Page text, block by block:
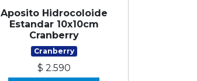
Aposito Hidrocoloide
Estandar 10x10cm
Cranberry
Cranberry
$ 2.590